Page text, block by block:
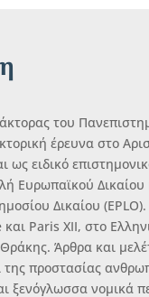
του
έρευνα στο
ως ειδικό
Ευρωπαϊκού
Δικαίου (EPLO).
Paris XII, στο
Άρθρα και
της προστασίας
ξενόγλωσσα νομικά